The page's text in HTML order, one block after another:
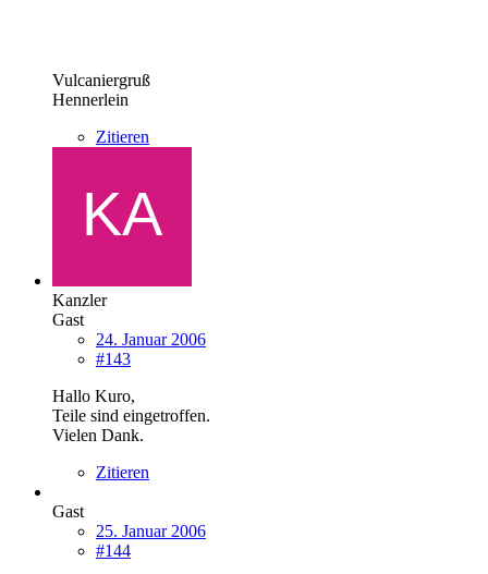
Vulcaniergruß
Hennerlein
Zitieren
Kanzler
Gast
24. Januar 2006
#143
Hallo Kuro,
Teile sind eingetroffen.
Vielen Dank.
Zitieren
Gast
25. Januar 2006
#144